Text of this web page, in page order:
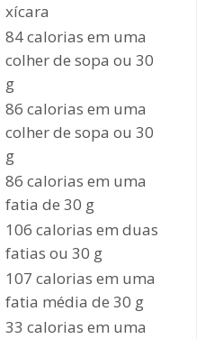
xícara
84 calorias em uma
colher de sopa ou 30
g
86 calorias em uma
colher de sopa ou 30
g
86 calorias em uma
fatia de 30 g
106 calorias em duas
fatias ou 30 g
107 calorias em uma
fatia média de 30 g
33 calorias em uma